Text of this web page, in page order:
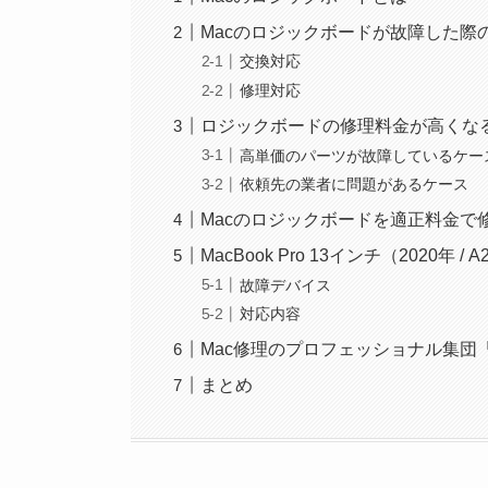
Macのロジックボードが故障した
交換対応
修理対応
ロジックボードの修理料金が高くな
高単価のパーツが故障しているケー
依頼先の業者に問題があるケース
Macのロジックボードを適正料金で
MacBook Pro 13インチ（2020年 /
故障デバイス
対応内容
Mac修理のプロフェッショナル集団
まとめ